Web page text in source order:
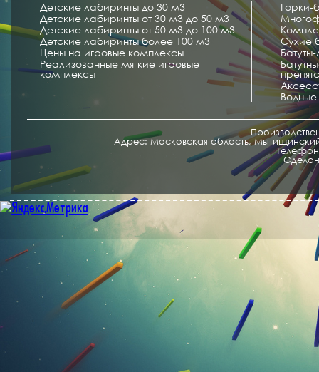
Детские лабиринты до 30 м3
Детские лабиринты от 30 м3 до 50 м3
Детские лабиринты от 50 м3 до 100 м3
Детские лабиринты более 100 м3
Цены на игровые комплексы
Реализованные мягкие игровые
комплексы
Горки-
Сухие
Водные
Адрес: Московская область,